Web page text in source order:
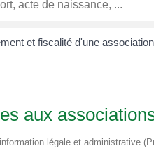
et fiscalité d'une association
aux
légale et administrative